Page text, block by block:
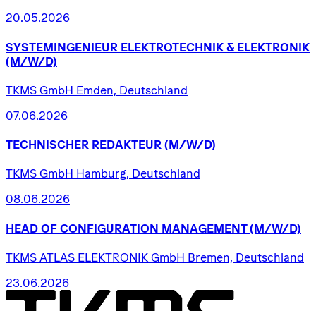
20.05.2026
SYSTEMINGENIEUR ELEKTROTECHNIK & ELEKTRONIK
(M/W/D)
TKMS GmbH Emden, Deutschland
07.06.2026
TECHNISCHER REDAKTEUR (M/W/D)
TKMS GmbH Hamburg, Deutschland
08.06.2026
HEAD OF CONFIGURATION MANAGEMENT (M/W/D)
TKMS ATLAS ELEKTRONIK GmbH Bremen, Deutschland
23.06.2026